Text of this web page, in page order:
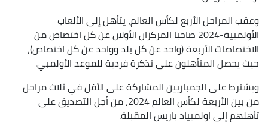
وعقب المراحل الأربع لكأس العالم، يتأهل إلى الألعاب
الأولمبية-2024 صاحبا المركزان الأولان عن كل اختصاص من
الاختصاصات الأربعة (واحد عن كل بلد وواحد عن كل اختصاص)،
حيث يحصل المتأهلون على تذكرة فردية للموعد الأولمبي.
ويشترط على الجمبازيين المشاركة على الأقل في ثلاث مراحل
من بين الأربعة لكأس العالم 2024، من أجل التصديق على
تأهلهم إلى اولمبياد باريس المقبلة.